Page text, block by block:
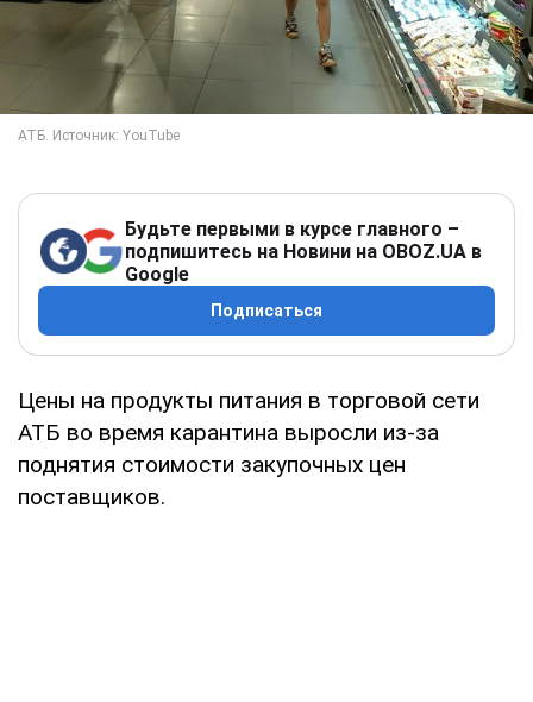
Будьте первыми в курсе главного –
подпишитесь на Новини на OBOZ.UA в
Google
Подписаться
Цены на продукты питания в торговой сети
АТБ во время карантина выросли из-за
поднятия стоимости закупочных цен
поставщиков.